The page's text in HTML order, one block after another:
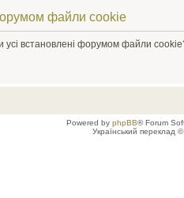
файли cookie
усі встановлені форумом файли
Powered by phpBB® Forum
Український переклад